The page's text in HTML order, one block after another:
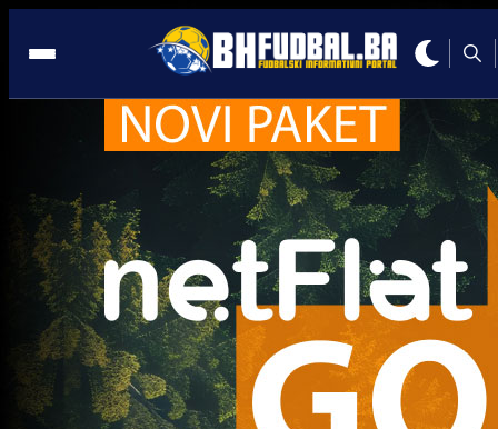
Nedim Jusufbegović
Trenutno nema novosti za navedeni tag.
Najčitanije Najnovije
A Selekcija
Sve je gotovo: Edin Džeko donio
odluku, evo gdje nastavlja